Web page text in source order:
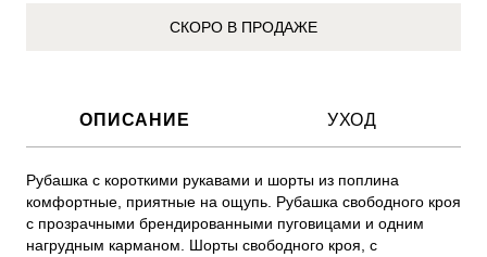
СКОРО В ПРОДАЖЕ
ОПИСАНИЕ УХОД
Рубашка с короткими рукавами и шорты из поплина
комфортные, приятные на ощупь. Рубашка свободного кроя
с прозрачными брендированными пуговицами и одним
нагрудным карманом. Шорты свободного кроя, с